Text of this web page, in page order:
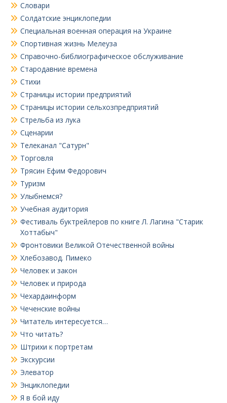
Словари
Солдатские энциклопедии
Специальная военная операция на Украине
Спортивная жизнь Мелеуза
Справочно-библиографическое обслуживание
Стародавние времена
Стихи
Страницы истории предприятий
Страницы истории сельхозпредприятий
Стрельба из лука
Сценарии
Телеканал "Сатурн"
Торговля
Трясин Ефим Федорович
Туризм
Улыбнемся?
Учебная аудитория
Фестиваль буктрейлеров по книге Л. Лагина "Старик
Хоттабыч"
Фронтовики Великой Отечественной войны
Хлебозавод. Пимеко
Человек и закон
Человек и природа
Чехардаинформ
Чеченские войны
Читатель интересуется…
Что читать?
Штрихи к портретам
Экскурсии
Элеватор
Энциклопедии
Я в бой иду